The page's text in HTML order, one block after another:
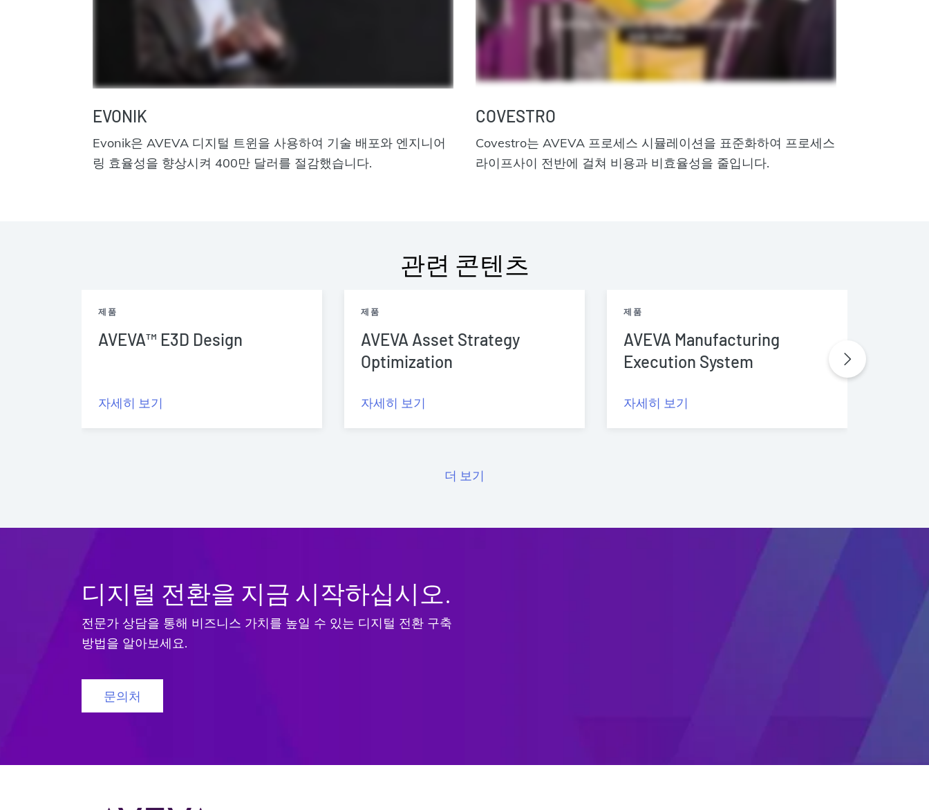
EVONIK
Evonik은 AVEVA 디지털 트윈을 사용하여 기술 배포와 엔지니어
링 효율성을 향상시켜 400만 달러를 절감했습니다.
COVESTRO
Covestro는 AVEVA 프로세스 시뮬레이션을 표준화하여 프로세스
라이프사이 전반에 걸쳐 비용과 비효율성을 줄입니다.
관련 콘텐츠
제품
AVEVA™ E3D Design
자세히 보기
제품
AVEVA Asset Strategy
Optimization
자세히 보기
제품
AVEVA Manufacturing
Execution System
자세히 보기
더 보기
디지털 전환을 지금 시작하십시오.
전문가 상담을 통해 비즈니스 가치를 높일 수 있는 디지털 전환 구축
방법을 알아보세요.
문의처